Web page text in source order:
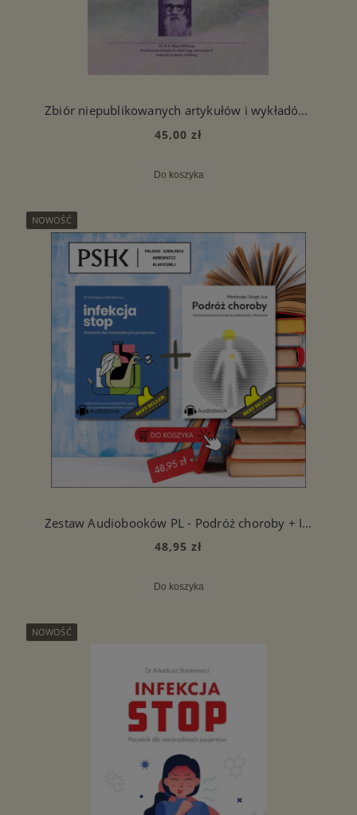
Zbiór niepublikowanych artykułów i wykładów dr Mohindera Singh Jusa
45,00 zł
Do koszyka
Zestaw Audiobooków PL - Podróż choroby + Infekcja STOP
48,95 zł
Do koszyka
NOWOŚĆ
NOWOŚĆ